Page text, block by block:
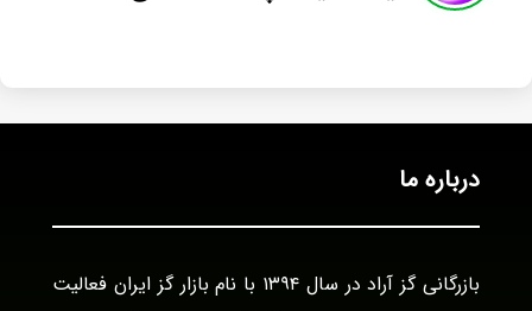
درباره ما
بازرگانی گز آراد در سال ۱۳۹۴ با نام بازار گز ایران فعالیت